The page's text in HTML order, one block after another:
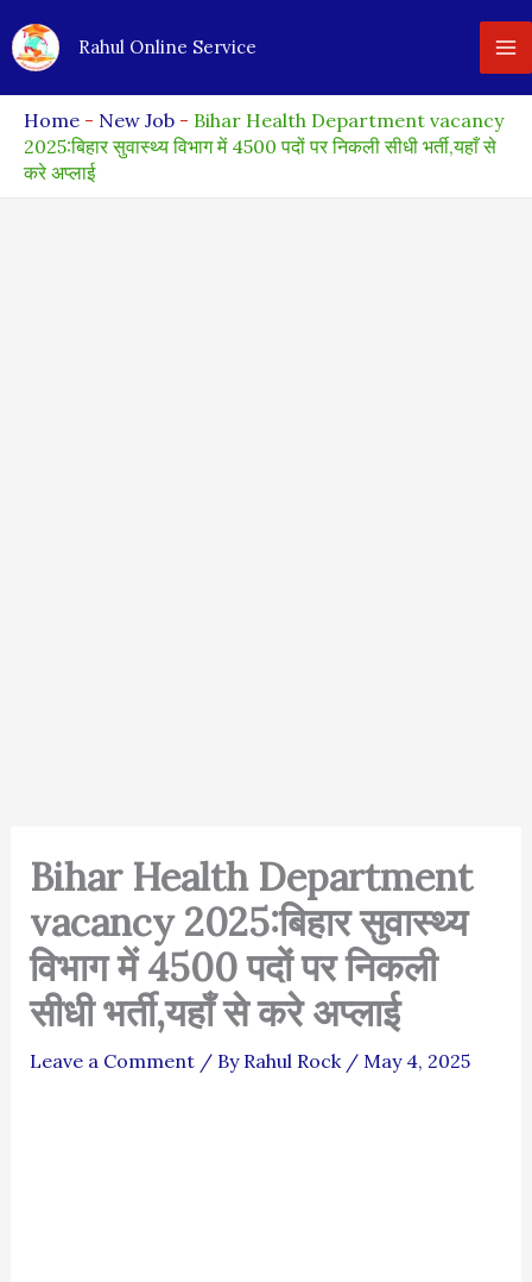
to
Rahul Online Service
Home - New Job - Bihar Health Department vacancy
2025:बिहार सुवास्थ्य विभाग में 4500 पदों पर निकली सीधी भर्ती,यहाँ से
करे अप्लाई
Bihar Health Department
vacancy 2025:बिहार सुवास्थ्य
विभाग में 4500 पदों पर निकली
सीधी भर्ती,यहाँ से करे अप्लाई
Leave a Comment / By Rahul Rock / May 4, 2025